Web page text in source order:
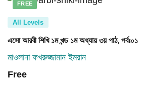
FREE
All Levels
এসো আরবী শিখি ১ম খন্ড ১ম অধ্যায় ৩য় পাঠ, পর্বঃ০১
মাওলানা ফখরুজ্জামান ইমরান
Free